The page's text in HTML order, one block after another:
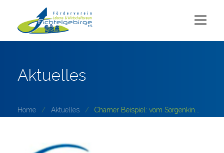
Über uns
ZUKUNFT Fichtelgebirge
Aktuelles
Home Aktuelles Chamer Beispiel: vom Sorgenkin...